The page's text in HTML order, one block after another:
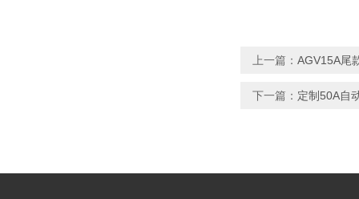
上一篇： AGV15A尾
下一篇： 定制50A自